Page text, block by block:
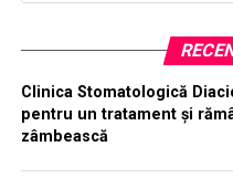
Clinica Stomatologică
pentru un tratament și
zâmbească